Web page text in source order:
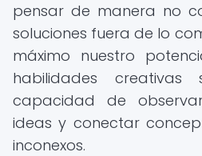
pensar de manera no
soluciones fuera de lo
máximo nuestro
habilidades
capacidad de
ideas y conectar
inconexos.